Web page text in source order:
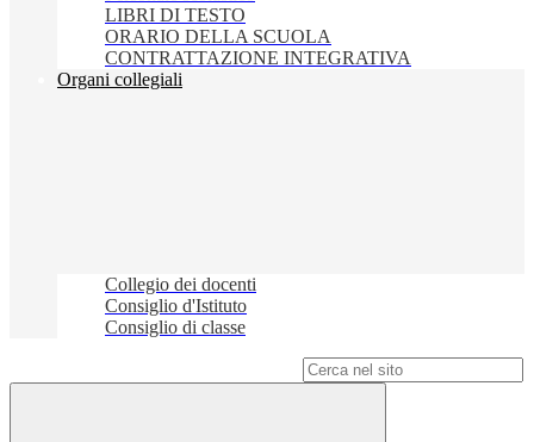
LIBRI DI TESTO
ORARIO DELLA SCUOLA
CONTRATTAZIONE INTEGRATIVA
Organi collegiali
Collegio dei docenti
Consiglio d'Istituto
Consiglio di classe